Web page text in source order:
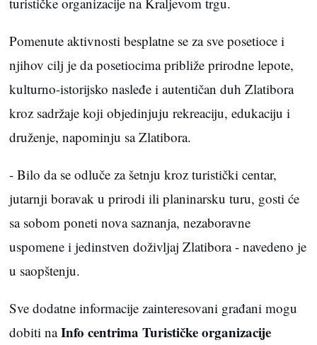
Pomenute aktivnosti besplatne se za sve posetioce i
njihov cilj je da posetiocima približe prirodne lepote,
kulturno-istorijsko nasleđe i autentičan duh Zlatibora
kroz sadržaje koji objedinjuju rekreaciju, edukaciju i
druženje, napominju sa Zlatibora.
- Bilo da se odluče za šetnju kroz turistički centar,
jutarnji boravak u prirodi ili planinarsku turu, gosti će
sa sobom poneti nova saznanja, nezaboravne
uspomene i jedinstven doživljaj Zlatibora - navedeno je
u saopštenju.
Sve dodatne informacije zainteresovani građani mogu
dobiti naInfo centrima Turističke organizacije